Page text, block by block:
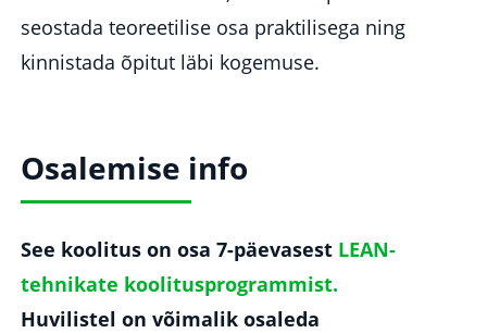
seostada teoreetilise osa praktilisega ning
kinnistada õpitut läbi kogemuse.
Osalemise info
See koolitus on osa 7-päevasest LEAN-
tehnikate koolitusprogrammist.
Huvilistel on võimalik osaleda